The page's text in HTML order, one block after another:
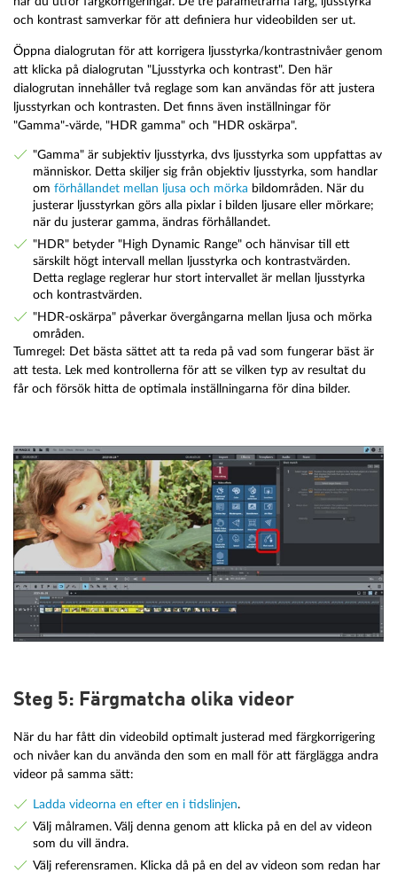
och kontrast samverkar för att definiera hur videobilden ser ut.
Öppna dialogrutan för att korrigera ljusstyrka/kontrastnivåer genom
att klicka på dialogrutan "Ljusstyrka och kontrast". Den här
dialogrutan innehåller två reglage som kan användas för att justera
ljusstyrkan och kontrasten. Det finns även inställningar för
"Gamma"-värde, "HDR gamma" och "HDR oskärpa".
"Gamma" är subjektiv ljusstyrka, dvs ljusstyrka som uppfattas av
människor. Detta skiljer sig från objektiv ljusstyrka, som handlar
om förhållandet mellan ljusa och mörka bildområden. När du
justerar ljusstyrkan görs alla pixlar i bilden ljusare eller mörkare;
när du justerar gamma, ändras förhållandet.
"HDR" betyder "High Dynamic Range" och hänvisar till ett
särskilt högt intervall mellan ljusstyrka och kontrastvärden.
Detta reglage reglerar hur stort intervallet är mellan ljusstyrka
och kontrastvärden.
"HDR-oskärpa" påverkar övergångarna mellan ljusa och mörka
områden.
Tumregel: Det bästa sättet att ta reda på vad som fungerar bäst är
att testa. Lek med kontrollerna för att se vilken typ av resultat du
får och försök hitta de optimala inställningarna för dina bilder.
Steg 5: Färgmatcha olika videor
När du har fått din videobild optimalt justerad med färgkorrigering
och nivåer kan du använda den som en mall för att färglägga andra
videor på samma sätt:
Ladda videorna en efter en i tidslinjen.
Välj målramen. Välj denna genom att klicka på en del av videon
som du vill ändra.
Välj referensramen. Klicka då på en del av videon som redan har